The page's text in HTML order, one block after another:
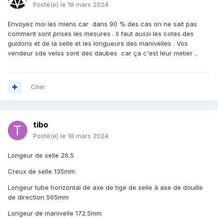
Posté(e) le 18 mars 2024
Envoyez moi les miens car dans 90 % des cas on ne sait pas
comment sont prises les mesures . Il faut aussi les cotes des
guidons et de la selle et les longueurs des manivelles . Vos
vendeur sde velos sont des daubes car ça c'est leur metier ..
Citer
tibo
Posté(e) le 18 mars 2024
Longeur de selle 26.5
Creux de selle 135mm
Longeur tube horizontal de axe de tige de selle à axe de douille
de direction 565mm
Longeur de manivelle 172.5mm